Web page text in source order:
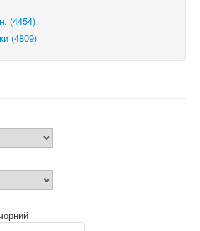
(4454)
(4809)